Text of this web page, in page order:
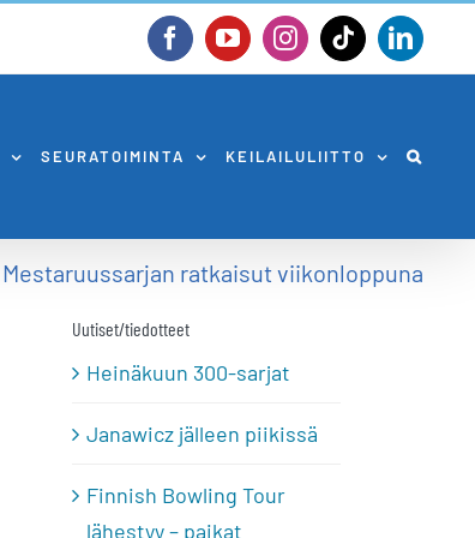
FacebookYouTubeInstagram
Tiktok
SEURATOIMINTA KEILAILULIITTO
ratkaisut viikonloppuna
Uutiset/tiedotteet
Heinäkuun 300-sarjat
Janawicz jälleen piikissä
Finnish Bowling Tour
lähestyy – paikat